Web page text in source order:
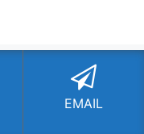
EMAIL